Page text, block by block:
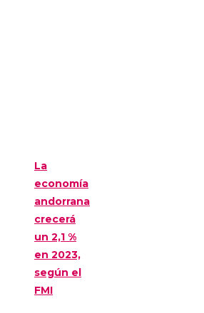
La
economía
andorrana
crecerá
un 2,1 %
en 2023,
según el
FMI